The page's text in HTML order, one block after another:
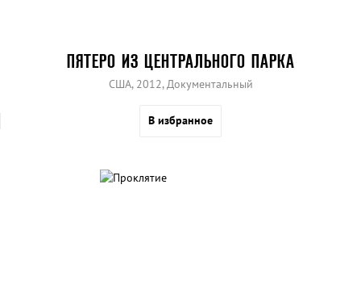
ПЯТЕРО ИЗ ЦЕНТРАЛЬНОГО ПАРКА
США, 2012, Документальный
В избранное